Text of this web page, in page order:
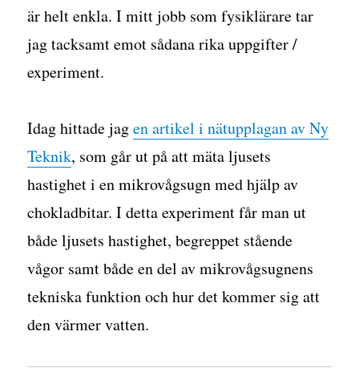
är helt enkla. I mitt jobb som fysiklärare tar
jag tacksamt emot sådana rika uppgifter /
experiment.
Idag hittade jagen artikel i nätupplagan av Ny
Teknik, som går ut på att mäta ljusets
hastighet i en mikrovågsugn med hjälp av
chokladbitar. I detta experiment får man ut
både ljusets hastighet, begreppet stående
vågor samt både en del av mikrovågsugnens
tekniska funktion och hur det kommer sig att
den värmer vatten.